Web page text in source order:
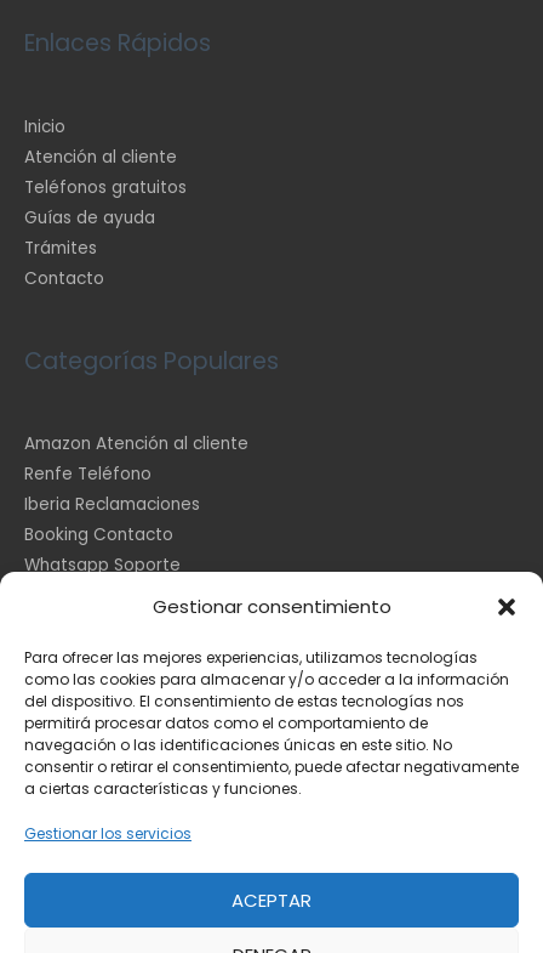
Gestionar consentimiento
Para ofrecer las mejores experiencias, utilizamos tecnologías
como las cookies para almacenar y/o acceder a la información
del dispositivo. El consentimiento de estas tecnologías nos
permitirá procesar datos como el comportamiento de
navegación o las identificaciones únicas en este sitio. No
consentir o retirar el consentimiento, puede afectar negativamente
a ciertas características y funciones.
Gestionar los servicios
ACEPTAR
Enlaces Rápidos
Inicio
Atención al cliente
Teléfonos gratuitos
Guías de ayuda
Trámites
Contacto
Categorías Populares
Amazon Atención al cliente
Renfe Teléfono
Iberia Reclamaciones
Booking Contacto
Whatsapp Soporte
Información Legal
Aviso Legal
Política de Cookies